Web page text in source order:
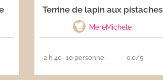
Terrine de lapin aux pistaches
MereMichele
2 h 40 10 personnes 0.0/5